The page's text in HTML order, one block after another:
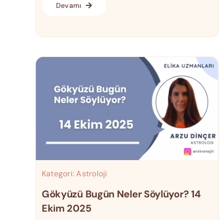
Devamı
Kategori:Astroloji
Gökyüzü Bugün Neler Söylüyor? 14
Ekim 2025